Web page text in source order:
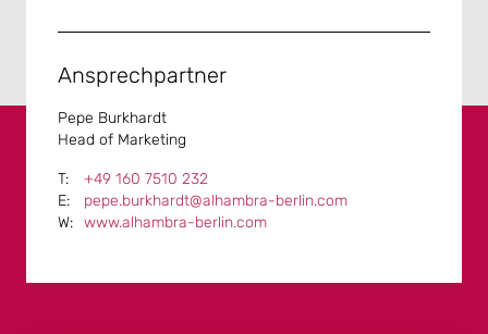
Ansprechpartner
Pepe Burkhardt
Head of Marketing
+49 160 7510 232
pepe.burkhardt@alhambra-berlin.com
www.alhambra-berlin.com